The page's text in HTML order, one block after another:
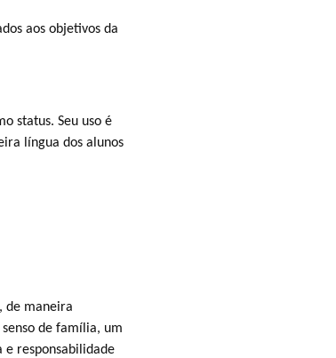
aos objetivos da
status. Seu uso é
língua dos alunos
de maneira
de família, um
e responsabilidade